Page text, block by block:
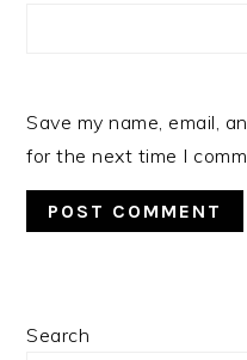
Save my name, email,
for the next time I
PRIMARY
Search